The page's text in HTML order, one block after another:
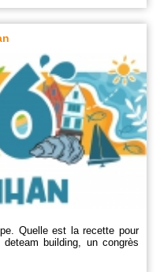
Quelle est la recette pour
deteam building, un congrès